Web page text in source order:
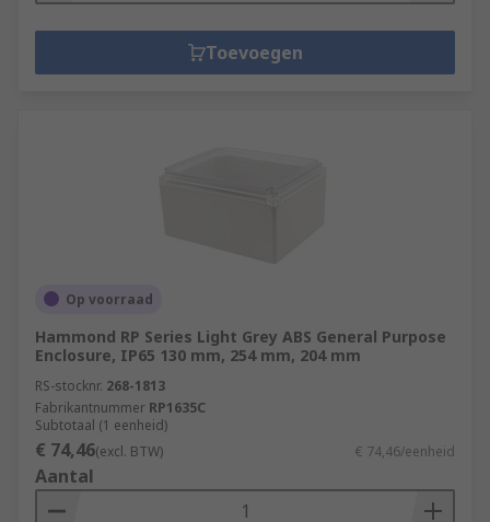
Toevoegen
Op voorraad
Hammond RP Series Light Grey ABS General Purpose
Enclosure, IP65 130 mm, 254 mm, 204 mm
RS-stocknr. 268-1813
Fabrikantnummer RP1635C
Subtotaal (1 eenheid)
€ 74,46(excl. BTW) € 74,46/eenheid
Aantal